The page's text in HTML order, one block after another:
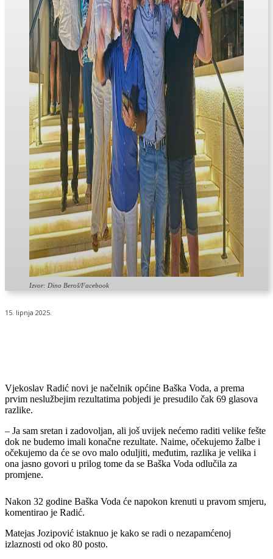
Izvor: Dino Beroš/Facebook
15. lipnja 2025.
Vjekoslav Radić novi je načelnik općine Baška Voda, a prema
prvim neslužbejim rezultatima pobjedi je presudilo čak 69 glasova
razlike.
– Ja sam sretan i zadovoljan, ali još uvijek nećemo raditi velike fešte
dok ne budemo imali konačne rezultate. Naime, očekujemo žalbe i
očekujemo da će se ovo malo oduljiti, međutim, razlika je velika i
ona jasno govori u prilog tome da se Baška Voda odlučila za
promjene.
Nakon 32 godine Baška Voda će napokon krenuti u pravom smjeru,
komentirao je Radić.
Matejas Jozipović istaknuo je kako se radi o nezapamćenoj
izlaznosti od oko 80 posto.